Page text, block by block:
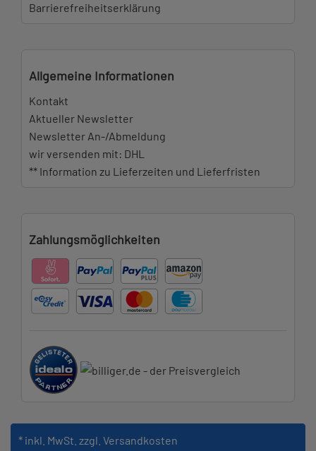
Barrierefreiheitserklärung
Allgemeine Informationen
Kontakt
Aktueller Newsletter
Newsletter An-/Abmeldung
wir versenden mit: DHL
** Information zu Lieferzeiten und Lieferfristen
Zahlungsmöglichkeiten
* inkl. MwSt. zzgl. Versandkosten